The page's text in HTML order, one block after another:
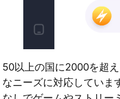
50以上の国に2000を超
なニーズに対応していま